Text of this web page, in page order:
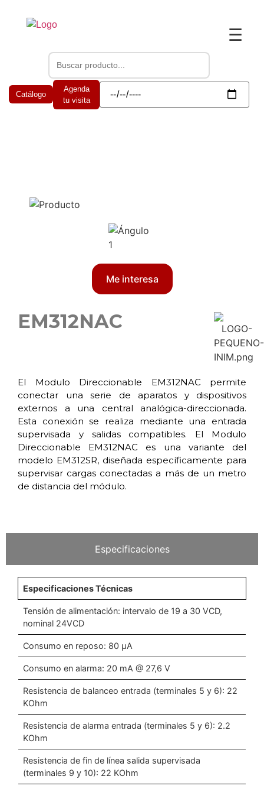
☰
Catálogo
Agenda
tu visita
Me interesa
EM312NAC
El Modulo Direccionable EM312NAC permite
conectar una serie de aparatos y dispositivos
externos a una central analógica-direccionada.
Esta conexión se realiza mediante una entrada
supervisada y salidas compatibles. El Modulo
Direccionable EM312NAC es una variante del
modelo EM312SR, diseñada específicamente para
supervisar cargas conectadas a más de un metro
de distancia del módulo.
Especificaciones
Especificaciones Técnicas
Tensión de alimentación: intervalo de 19 a 30 VCD,
nominal 24VCD
Consumo en reposo: 80 µA
Consumo en alarma: 20 mA @ 27,6 V
Resistencia de balanceo entrada (terminales 5 y 6): 22
KOhm
Resistencia de alarma entrada (terminales 5 y 6): 2.2
KOhm
Resistencia de fin de línea salida supervisada
(terminales 9 y 10): 22 KOhm